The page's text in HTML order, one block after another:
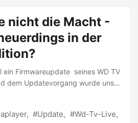
nicht die Macht -
in der
ein Firmwareupdate seines WD TV
dem Updatevorgang wurde uns
...
Update
Wd-Tv-Live